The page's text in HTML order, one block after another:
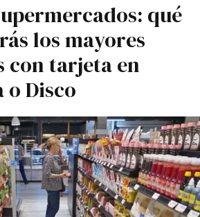
qué
los mayores
con tarjeta en
o Disco